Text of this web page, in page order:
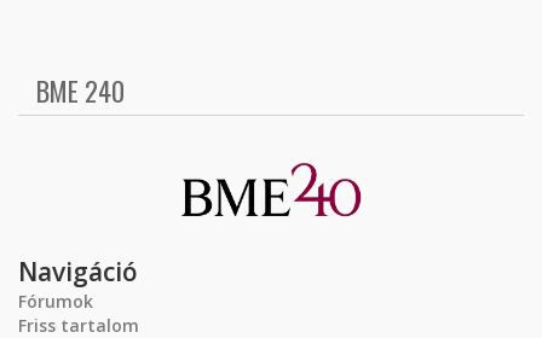
BME 240
Navigáció
Fórumok
Friss tartalom